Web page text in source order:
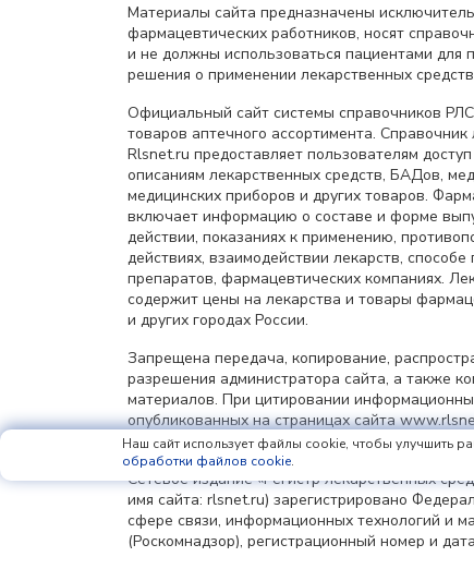
Материалы сайта предназначены
фармацевтических работников, носят
и не должны использоваться пациентами для
решения о применении лекарственных
Официальный сайт системы справочников РЛС
товаров аптечного ассортимента.
Rlsnet.ru предоставляет пользователям
описаниям лекарственных средств, БАДов,
медицинских приборов и других товаров.
включает информацию о составе и форме
действии, показаниях к применению,
действиях, взаимодействии лекарств,
препаратов, фармацевтических компаниях.
содержит цены на лекарства и товары
и других городах России.
Запрещена передача, копирование,
разрешения администратора сайта, а также
материалов. При цитировании
опубликованных на страницах сайта
информации обязательна.
Сетевое издание «Регистр лекарственных
имя сайта: rlsnet.ru) зарегистрировано
сфере связи, информационных технологий и
(Роскомнадзор), регистрационный номер и
Наш сайт использует файлы cookie, чтобы улучшить
обработки файлов cookie.